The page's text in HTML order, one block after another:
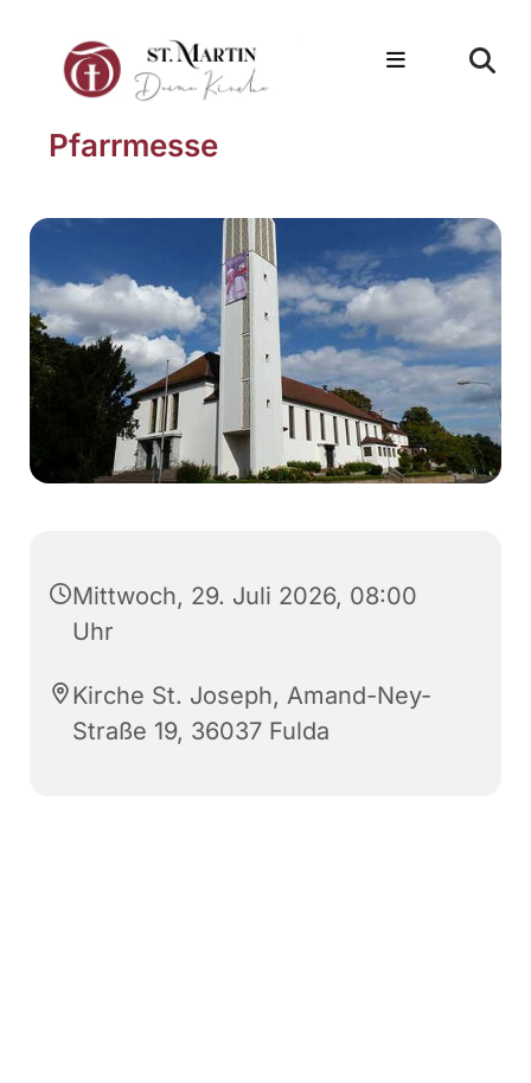
Pfarrmesse
Mittwoch, 29. Juli 2026, 08:00
Uhr
Kirche St. Joseph, Amand-Ney-
Straße 19, 36037 Fulda